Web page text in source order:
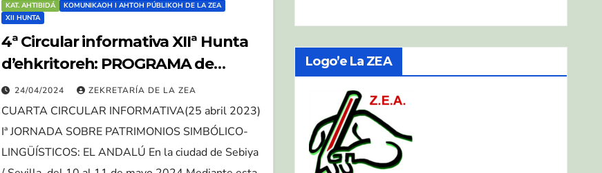
KAT. AHTIBIDÁ
KOMUNIKAOH I AHTOH PÚBLIKOH DE LA ZEA
XII HUNTA
4ª Circular informativa XIIª Hunta
d’ehkritoreh: PROGRAMA de
actividades
24/04/2024 ZEKRETARÍA DE LA ZEA
CUARTA CIRCULAR INFORMATIVA(25 abril 2023)
Iª JORNADA SOBRE PATRIMONIOS SIMBÓLICO-
LINGÜÍSTICOS: EL ANDALÚ En la ciudad de Sebiya
s
Logo’e La ZEA